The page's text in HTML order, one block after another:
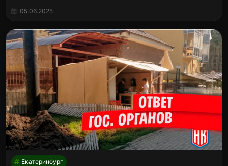
05.06.2025
Екатеринбург